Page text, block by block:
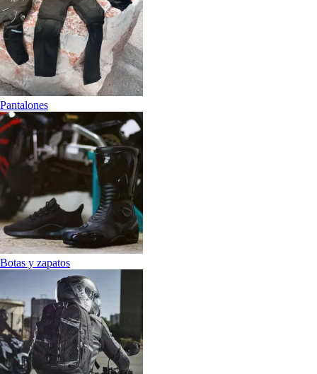
Pantalones
Botas y zapatos